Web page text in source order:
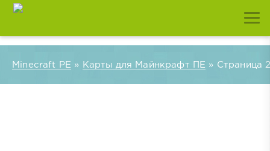
Minecraft PE » Карты для Майнкрафт ПЕ » Страница